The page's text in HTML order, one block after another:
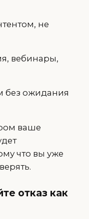
не
вебинары,
без ожидания
ваше
что вы уже
отказ как